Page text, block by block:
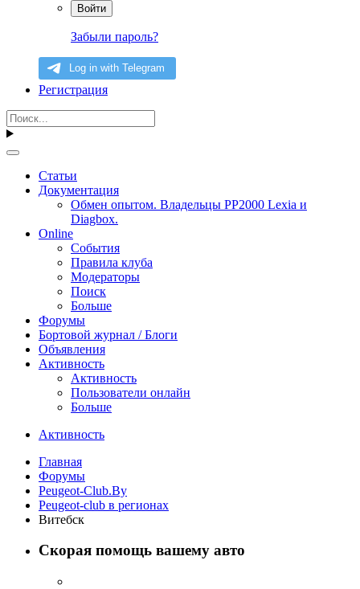
Войти
Забыли пароль?
Регистрация
Статьи
Документация
Обмен опытом. Владельцы PP2000 Lexia и
Diagbox.
Online
События
Правила клуба
Модераторы
Поиск
Больше
Форумы
Бортовой журнал / Блоги
Объявления
Активность
Активность
Пользователи онлайн
Больше
Активность
Главная
Форумы
Peugeot-Club.By
Peugeot-club в регионах
Витебск
Скорая помощь вашему авто